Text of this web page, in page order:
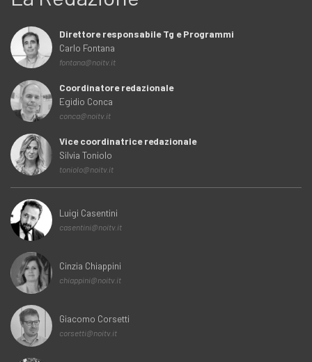
Direttore responsabile Tg e Programmi
Carlo Fontana
fontana@noitv.it
Coordinatore redazionale
Egidio Conca
conca@noitv.it
Vice coordinatrice redazionale
Silvia Toniolo
toniolo@noitv.it
Luigi Casentini
casentini@noitv.it
Cinzia Chiappini
chiappini@noitv.it
Giacomo Corsetti
corsetti@noitv.it